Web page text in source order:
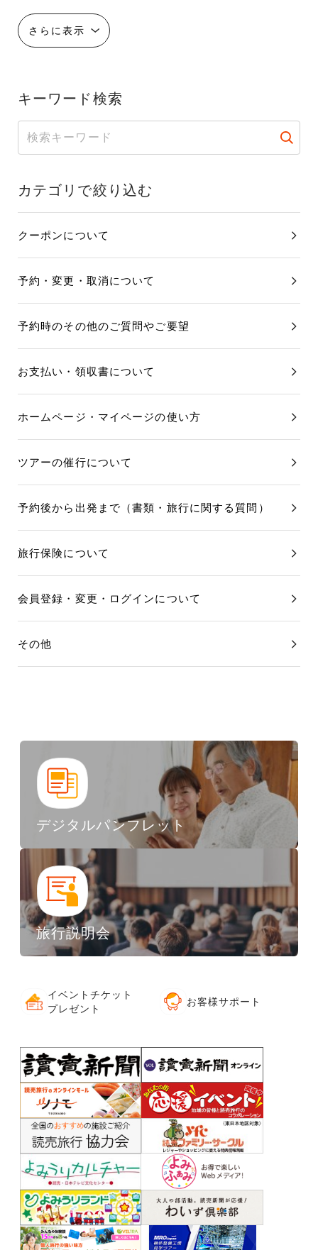
さらに表示
キーワード検索
カテゴリで絞り込む
クーポンについて
予約・変更・取消について
予約時のその他のご質問やご要望
お支払い・領収書について
ホームページ・マイページの使い方
ツアーの催行について
予約後から出発まで（書類・旅行に関する質問）
旅行保険について
会員登録・変更・ログインについて
その他
デジタルパンフレット
旅行説明会
イベントチケット
プレゼント
お客様サポート